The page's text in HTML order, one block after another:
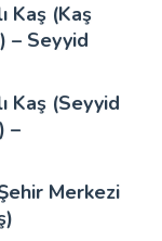
Kaş (Kaş
– Seyyid
Kaş (Seyyid
–
Merkezi